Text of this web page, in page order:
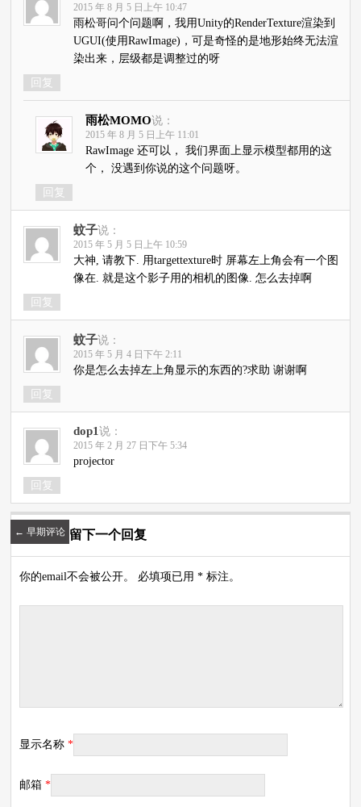
2015 年 8 月 5 日上午 10:47
雨松哥问个问题啊，我用Unity的RenderTexture渲染到
UGUI(使用RawImage)，可是奇怪的是地形始终无法渲
染出来，层级都是调整过的呀
回复
雨松MOMO说：
2015 年 8 月 5 日上午 11:01
RawImage 还可以， 我们界面上显示模型都用的这
个， 没遇到你说的这个问题呀。
回复
蚊子说：
2015 年 5 月 5 日上午 10:59
大神, 请教下. 用targettexture时 屏幕左上角会有一个图
像在. 就是这个影子用的相机的图像. 怎么去掉啊
回复
蚊子说：
2015 年 5 月 4 日下午 2:11
你是怎么去掉左上角显示的东西的?求助 谢谢啊
回复
dop1说：
2015 年 2 月 27 日下午 5:34
projector
回复
← 早期评论 留下一个回复
你的email不会被公开。 必填项已用 * 标注。
显示名称*
邮箱*